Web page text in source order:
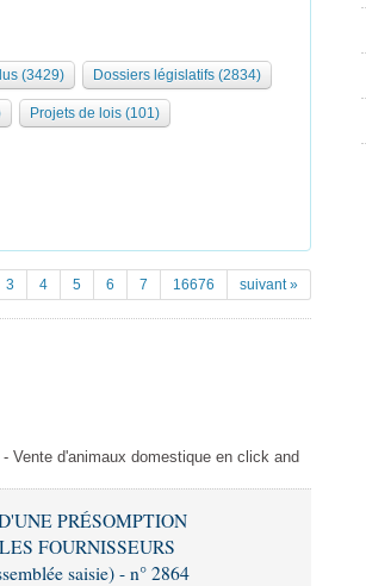
(3429) Dossiers législatifs (2834)
Projets de lois (101)
3 4 5 6 7 16676 suivant »
Vente d'animaux domestique en click and
PRÉSOMPTION
FOURNISSEURS
saisie) - n° 2864